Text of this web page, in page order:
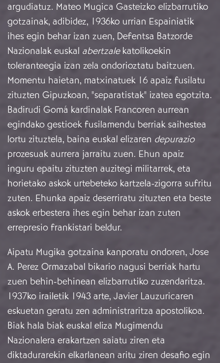
argudiatuz. Mateo Mugica Gasteizko elizbarrutiko
gotzainak, adibidez, 1936ko urrian Espainiatik
ihes egin behar izan zuen, Defentsa Batzorde
Nazionalak euskal abertzalekatolikoekin
toleranteegia izan zela ondorioztatu baitzuen.
Momentu haietan, matxinatuek 16 apaiz fusilatu
zituzten Gipuzkoan, "separatistak" izatea egotzita.
Badirudi Gomá kardinalak Francoren aurrean
egindako gestioek fusilamendu berriak saihestea
lortu zituztela, baina euskal elizaren depurazio
prozesuak aurrera jarraitu zuen. Ehun apaiz
inguru epaitu zituzten auzitegi militarrek, eta
horietako askok urtebeteko kartzela-zigorra sufritu
zuten. Ehunka apaiz deserriratu zituzten eta beste
askok erbestera ihes egin behar izan zuten
errepresio frankistari beldur.
Aipatu Mugika gotzaina kanporatu ondoren, Jose
A. Perez Ormazabal bikario nagusi berriak hartu
zuen behin-behinean elizbarrutiko zuzendaritza.
1937ko irailetik 1943 arte, Javier Lauzuricaren
eskuetan geratu zen administraritza apostolikoa.
Biak hala biak euskal eliza Mugimendu
Nazionalera erakartzen saiatu ziren eta
diktadurarekin elkarlanean aritu ziren desafio egin